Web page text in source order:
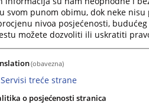
koju je donijela Vlada Republike
odluke suda po mjeri osiguranja
svom punom obimu, dok neke
nivoa posjećenosti,
možete dozvoliti ili uskratiti
(obavezna)
Servisi treće strane
o posjećenosti stranica